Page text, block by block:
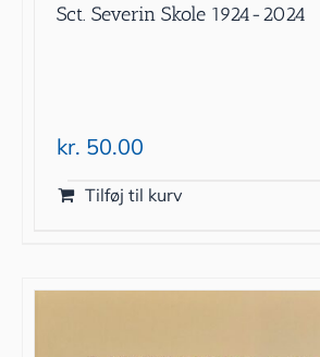
Sct. Severin Skole 1924-2024
kr. 50.00
Tilføj til kurv